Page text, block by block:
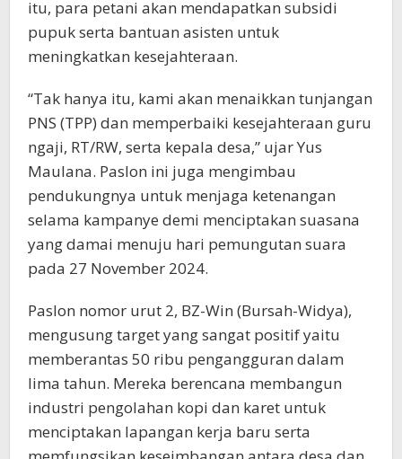
itu, para petani akan mendapatkan subsidi
pupuk serta bantuan asisten untuk
meningkatkan kesejahteraan.
“Tak hanya itu, kami akan menaikkan tunjangan
PNS (TPP) dan memperbaiki kesejahteraan guru
ngaji, RT/RW, serta kepala desa,” ujar Yus
Maulana. Paslon ini juga mengimbau
pendukungnya untuk menjaga ketenangan
selama kampanye demi menciptakan suasana
yang damai menuju hari pemungutan suara
pada 27 November 2024.
Paslon nomor urut 2, BZ-Win (Bursah-Widya),
mengusung target yang sangat positif yaitu
memberantas 50 ribu pengangguran dalam
lima tahun. Mereka berencana membangun
industri pengolahan kopi dan karet untuk
menciptakan lapangan kerja baru serta